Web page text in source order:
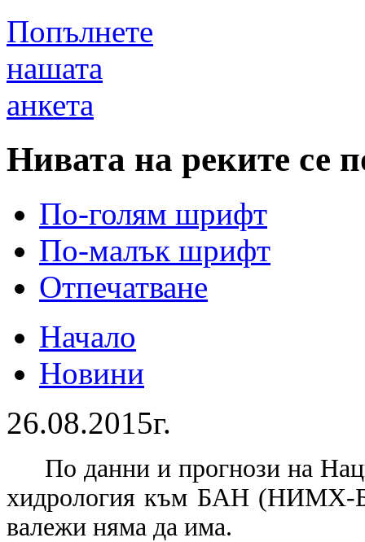
Попълнете
нашата
анкета
Нивата на реките се
По-голям шрифт
По-малък шрифт
Отпечатване
Начало
Новини
26.08.2015г.
По данни и прогнози на
хидрология към БАН (НИМХ-
валежи няма да има.